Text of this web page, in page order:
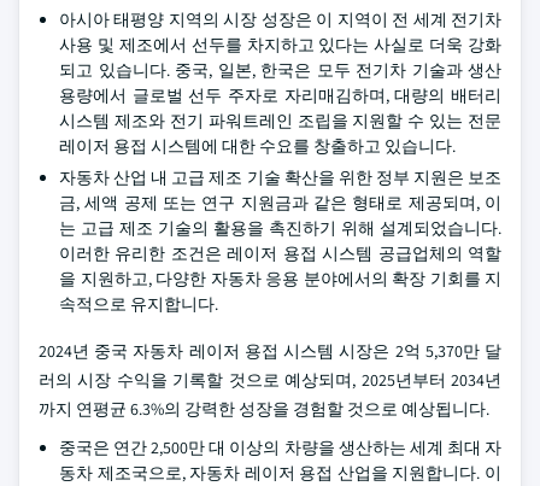
아시아 태평양 지역의 시장 성장은 이 지역이 전 세계 전기차
사용 및 제조에서 선두를 차지하고 있다는 사실로 더욱 강화
되고 있습니다. 중국, 일본, 한국은 모두 전기차 기술과 생산
용량에서 글로벌 선두 주자로 자리매김하며, 대량의 배터리
시스템 제조와 전기 파워트레인 조립을 지원할 수 있는 전문
레이저 용접 시스템에 대한 수요를 창출하고 있습니다.
자동차 산업 내 고급 제조 기술 확산을 위한 정부 지원은 보조
금, 세액 공제 또는 연구 지원금과 같은 형태로 제공되며, 이
는 고급 제조 기술의 활용을 촉진하기 위해 설계되었습니다.
이러한 유리한 조건은 레이저 용접 시스템 공급업체의 역할
을 지원하고, 다양한 자동차 응용 분야에서의 확장 기회를 지
속적으로 유지합니다.
2024년 중국 자동차 레이저 용접 시스템 시장은 2억 5,370만 달
러의 시장 수익을 기록할 것으로 예상되며, 2025년부터 2034년
까지 연평균 6.3%의 강력한 성장을 경험할 것으로 예상됩니다.
중국은 연간 2,500만 대 이상의 차량을 생산하는 세계 최대 자
동차 제조국으로, 자동차 레이저 용접 산업을 지원합니다. 이